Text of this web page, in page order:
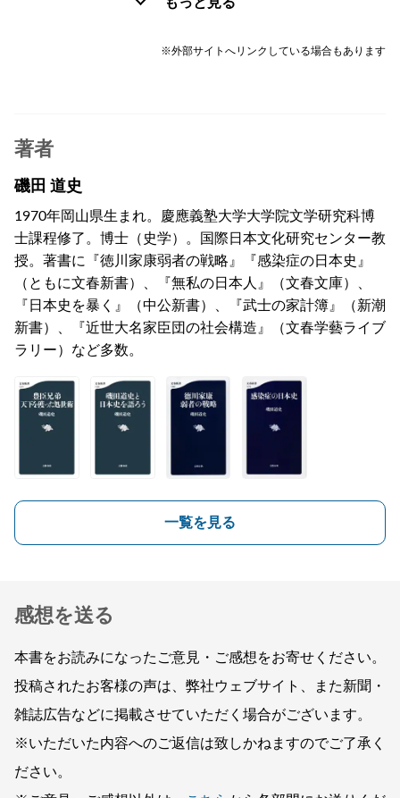
もっと見る
※外部サイトへリンクしている場合もあります
著者
磯田 道史
1970年岡山県生まれ。慶應義塾大学大学院文学研究科博
士課程修了。博士（史学）。国際日本文化研究センター教
授。著書に『徳川家康弱者の戦略』『感染症の日本史』
（ともに文春新書）、『無私の日本人』（文春文庫）、
『日本史を暴く』（中公新書）、『武士の家計簿』（新潮
新書）、『近世大名家臣団の社会構造』（文春学藝ライブ
ラリー）など多数。
一覧を見る
感想を送る
本書をお読みになったご意見・ご感想をお寄せください。
投稿されたお客様の声は、弊社ウェブサイト、また新聞・
雑誌広告などに掲載させていただく場合がございます。
※いただいた内容へのご返信は致しかねますのでご了承く
ださい。